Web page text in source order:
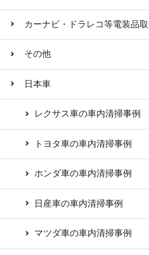
カーナビ・ドラレコ等電装品
その他
日本車
レクサス車の車内清掃事例
トヨタ車の車内清掃事例
ホンダ車の車内清掃事例
日産車の車内清掃事例
マツダ車の車内清掃事例